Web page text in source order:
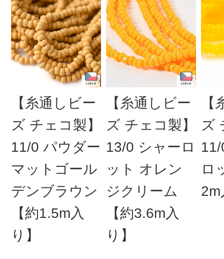
【糸通しビー
ズ チェコ製】
11/0 パウダー
マットゴール
デンブラウン
【約1.5m入
り】
【糸通しビー
ズ チェコ製】
13/0 シャーロ
ット オレン
ジクリーム
【約3.6m入
り】
ズ
ロ
2m